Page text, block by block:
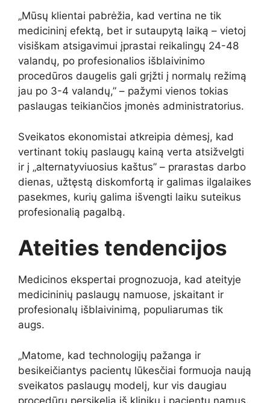
„Mūsų klientai pabrėžia, kad vertina ne tik
medicininį efektą, bet ir sutaupytą laiką – vietoj
visiškam atsigavimui įprastai reikalingų 24-48
valandų, po profesionalios išblaivinimo
procedūros daugelis gali grįžti į normalų režimą
jau po 3-4 valandų,” – pažymi vienos tokias
paslaugas teikiančios įmonės administratorius.
Sveikatos ekonomistai atkreipia dėmesį, kad
vertinant tokių paslaugų kainą verta atsižvelgti
ir į „alternatyviuosius kaštus” – prarastas darbo
dienas, užtęstą diskomfortą ir galimas ilgalaikes
pasekmes, kurių galima išvengti laiku suteikus
profesionalią pagalbą.
Ateities tendencijos
Medicinos ekspertai prognozuoja, kad ateityje
medicininių paslaugų namuose, įskaitant ir
profesionalų išblaivinimą, populiarumas tik
augs.
„Matome, kad technologijų pažanga ir
besikeičiantys pacientų lūkesčiai formuoja naują
sveikatos paslaugų modelį, kur vis daugiau
procedūrų persikelia iš klinikų į pacientų namus.